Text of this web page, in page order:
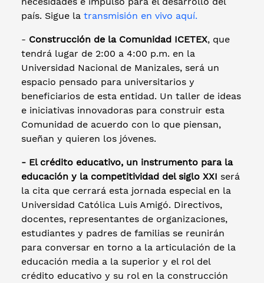
país. Sigue la transmisión en vivo aquí.
- Construcción de la Comunidad ICETEX, que
tendrá lugar de 2:00 a 4:00 p.m. en la
Universidad Nacional de Manizales, será un
espacio pensado para universitarios y
beneficiarios de esta entidad. Un taller de ideas
e iniciativas innovadoras para construir esta
Comunidad de acuerdo con lo que piensan,
sueñan y quieren los jóvenes.
- El crédito educativo, un instrumento para la
educación y la competitividad del siglo XXI será
la cita que cerrará esta jornada especial en la
Universidad Católica Luis Amigó. Directivos,
docentes, representantes de organizaciones,
estudiantes y padres de familias se reunirán
para conversar en torno a la articulación de la
educación media a la superior y el rol del
crédito educativo y su rol en la construcción